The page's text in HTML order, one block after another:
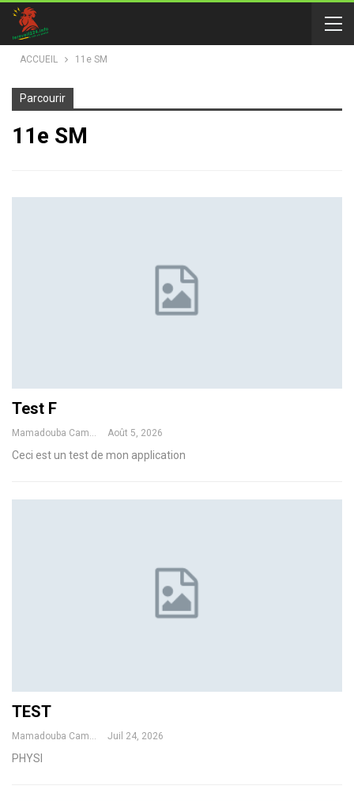
ACCUEIL 11e SM
Parcourir
11e SM
Test F
Mamadouba Camara Août 5, 2026
Ceci est un test de mon application
TEST
Mamadouba Camara Juil 24, 2026
PHYSI